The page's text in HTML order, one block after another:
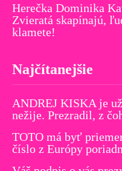
Herečka Dominika
Zvieratá skapínajú,
klamete!
Najčítanejšie
ANDREJ KISKA je
nežije. Prezradil, z
TOTO má byť
číslo z Európy